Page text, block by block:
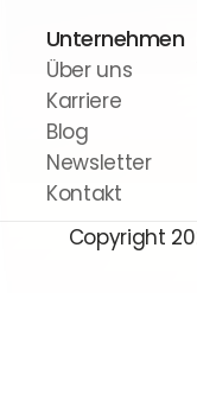
Unternehmen
Über uns
Karriere
Blog
Newsletter
Kontakt
Copyright